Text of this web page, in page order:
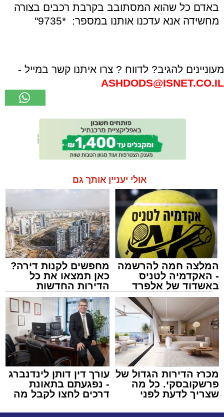
באדם כל שהוא המסתובב בקרבת רכבים בצורה
מחשידה אנא עדכנו אותנו במספר: *9735"
מעוניינים להגיב? לדווח ? צרו איתנו קשר במייל -
ASHDODS@ISNET.CO.IL
אולי יעניין אותך גם
המלצה חמה להרשמה
- האקדמיה לטניס
באשדוד של אלפרד
קריאולנסקי - לילדים
מחפשים לקנות דירה?
כאן תמצאו את כל
הדירות החדשות
למכירה באשדוד >>>
מכרז הדירות הגדול של
פרשקובסקי. כל מה
שצריך לדעת לפני
באשדוד
עורך דין דותן לינדנברג
- נפגעתם בתאונת
דרכים לחצו לקבל מה